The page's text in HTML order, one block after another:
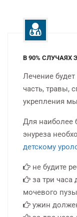
В 90% СЛУЧАЯХ
Лечение
часть, травы,
укрепления
Для наиболее
энуреза
детскому
не будите
за три часа
мочевого
ужин